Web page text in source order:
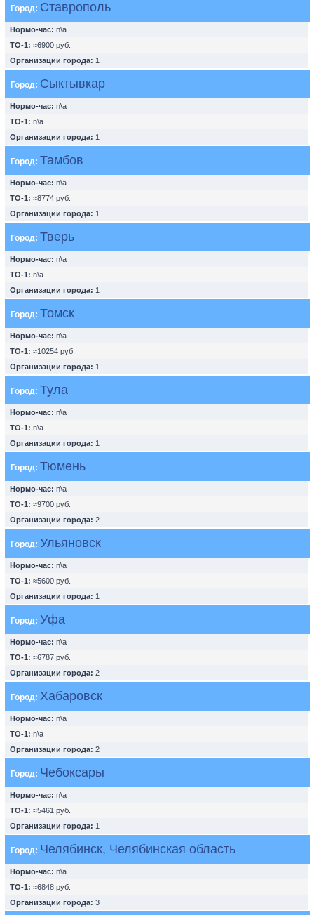
Город: Ставрополь
Нормо-час: n\a
ТО-1: ≈6900 руб.
Организации города: 1
Город: Сыктывкар
Нормо-час: n\a
ТО-1: n\a
Организации города: 1
Город: Тамбов
Нормо-час: n\a
ТО-1: ≈8774 руб.
Организации города: 1
Город: Тверь
Нормо-час: n\a
ТО-1: n\a
Организации города: 1
Город: Томск
Нормо-час: n\a
ТО-1: ≈10254 руб.
Организации города: 1
Город: Тула
Нормо-час: n\a
ТО-1: n\a
Организации города: 1
Город: Тюмень
Нормо-час: n\a
ТО-1: ≈9700 руб.
Организации города: 2
Город: Ульяновск
Нормо-час: n\a
ТО-1: ≈5600 руб.
Организации города: 1
Город: Уфа
Нормо-час: n\a
ТО-1: ≈6787 руб.
Организации города: 2
Город: Хабаровск
Нормо-час: n\a
ТО-1: n\a
Организации города: 2
Город: Чебоксары
Нормо-час: n\a
ТО-1: ≈5461 руб.
Организации города: 1
Город: Челябинск, Челябинская область
Нормо-час: n\a
ТО-1: ≈6848 руб.
Организации города: 3